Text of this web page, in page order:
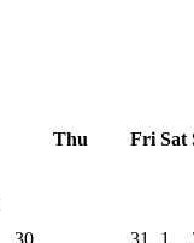
Thu Fri Sat
30 31 1